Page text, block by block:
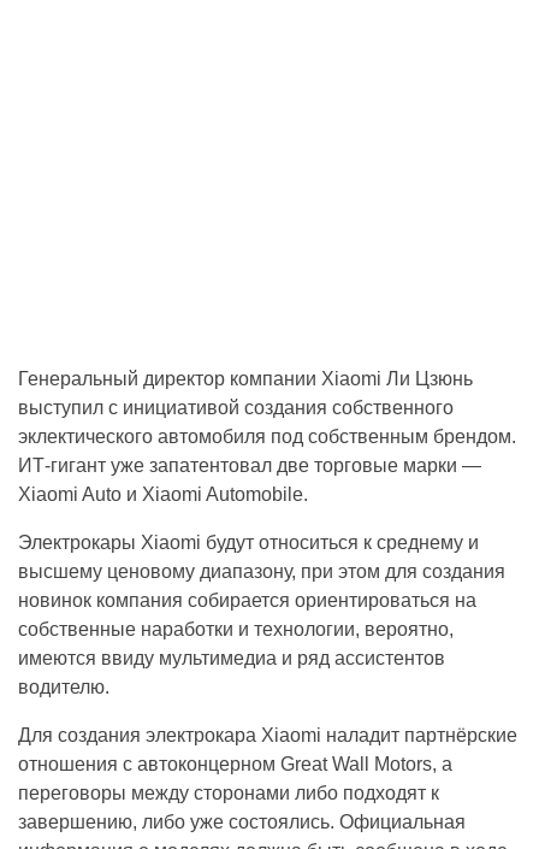
Генеральный директор компании Xiaomi Ли Цзюнь
выступил с инициативой создания собственного
эклектического автомобиля под собственным брендом.
ИТ-гигант уже запатентовал две торговые марки —
Xiaomi Auto и Xiaomi Automobile.
Электрокары Xiaomi будут относиться к среднему и
высшему ценовому диапазону, при этом для создания
новинок компания собирается ориентироваться на
собственные наработки и технологии, вероятно,
имеются ввиду мультимедиа и ряд ассистентов
водителю.
Для создания электрокара Xiaomi наладит партнёрские
отношения с автоконцерном Great Wall Motors, а
переговоры между сторонами либо подходят к
завершению, либо уже состоялись. Официальная